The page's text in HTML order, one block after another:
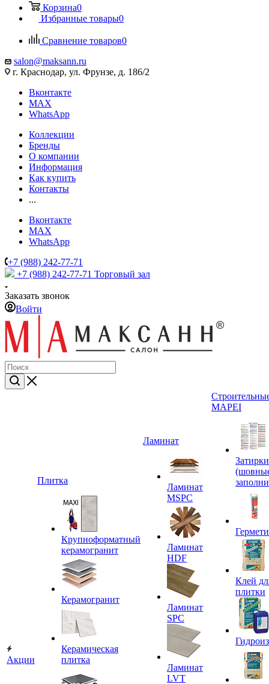
Корзина0
Избранные товары0
Сравнение товаров0
salon@maksann.ru
г. Краснодар, ул. Фрунзе, д. 186/2
Вконтакте
MAX
WhatsApp
Коллекции
Бренды
О компании
Информация
Как купить
Контакты
...
Вконтакте
MAX
WhatsApp
+7 (988) 242-77-71
+7 (988) 242-77-71 Торговый зал
Заказать звонок
Войти
Акции
Плитка
Крупноформатный
керамогранит
Керамогранит
Керамическая
плитка
Ламинат
Ламинат
MSPC
Ламинат
HDF
Ламинат
SPC
Ламинат
LVT
MAPEI
Затирки
Клей
плитки